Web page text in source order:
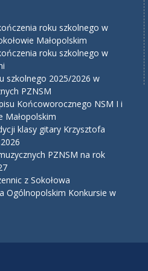
roku szkolnego w
Małopolskim
roku szkolnego w
szkolnego 2025/2026 w
PZNSM
Końcoworocznego NSM I i
Małopolskim
klasy gitary Krzysztofa
PZNSM na rok
z Sokołowa
Ogólnopolskim Konkursie w